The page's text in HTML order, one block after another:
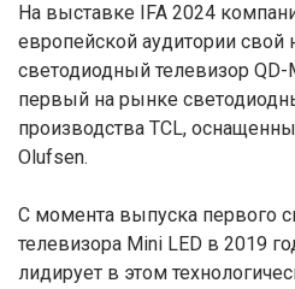
На выставке IFA 2024
европейской аудитории
светодиодный телевизор QD-
первый на рынке
производства TCL,
Olufsen.
С момента выпуска первого
телевизора Mini LED в 2019
лидирует в этом